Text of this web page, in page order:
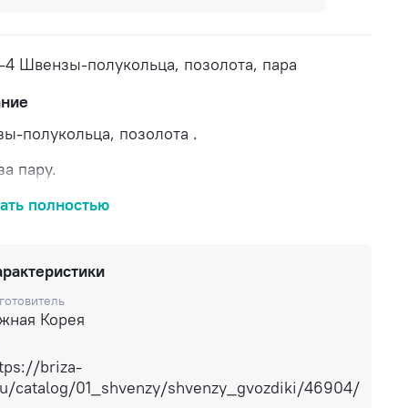
4 Швензы-полукольца, позолота, пара
полукольца, позолота .
пару.
по России.
полностью
Корея
briza-
catalog/01_shvenzy/shvenzy_gvozdiki/46904/